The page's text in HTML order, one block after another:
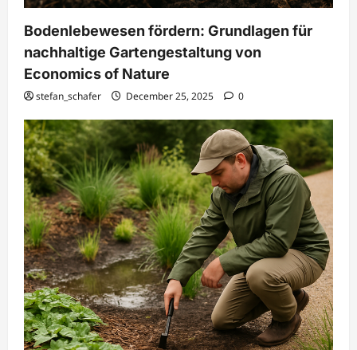
Bodenlebewesen fördern: Grundlagen für
nachhaltige Gartengestaltung von
Economics of Nature
stefan_schafer December 25, 2025 0